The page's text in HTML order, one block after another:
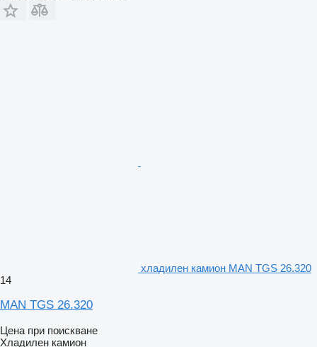
хладилен камион MAN TGS 26.320
14
MAN TGS 26.320
Цена при поискване
Хладилен камион